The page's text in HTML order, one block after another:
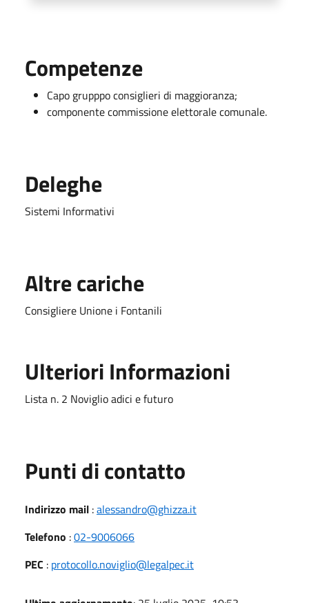
Competenze
Capo grupppo consiglieri di maggioranza;
componente commissione elettorale comunale.
Deleghe
Sistemi Informativi
Altre cariche
Consigliere Unione i Fontanili
Ulteriori Informazioni
Lista n. 2 Noviglio adici e futuro
Punti di contatto
Indirizzo mail :alessandro@ghizza.it
Telefono :02-9006066
PEC : protocollo.noviglio@legalpec.it